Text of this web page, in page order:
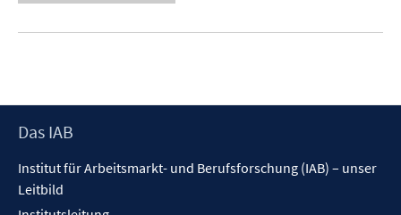
Footer
Das IAB
Institut für Arbeitsmarkt- und Berufsforschung (IAB) – unser
Leitbild